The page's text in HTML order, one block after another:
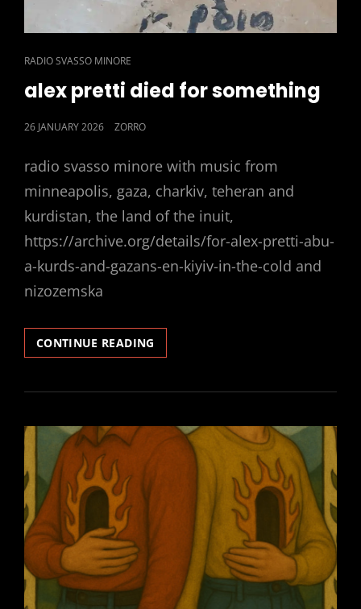
CAT
LINKS
RADIO SVASSO MINORE
alex pretti died for something
POSTED
26 JANUARY 2026 ZORRO
radio svasso minore with music from
minneapolis, gaza, charkiv, teheran and
kurdistan, the land of the inuit,
https://archive.org/details/for-alex-pretti-abu-
a-kurds-and-gazans-en-kiyiv-in-the-cold and
nizozemska
CONTINUE READING
PRETTI
FOR